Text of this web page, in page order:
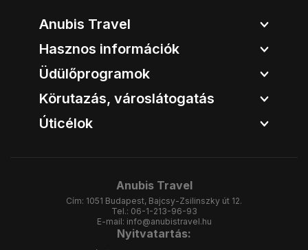
Anubis Travel
Hasznos információk
Üdülőprogramok
Körutazás, városlátogatás
Úticélok
Anubis Travel
Cím: 1051 Budapest, Bajcsy-Zsilinszky út 12.
Tel.: 06-1-213-96-93
E-mail: info@anubistravel.hu
Nyitvatartás: